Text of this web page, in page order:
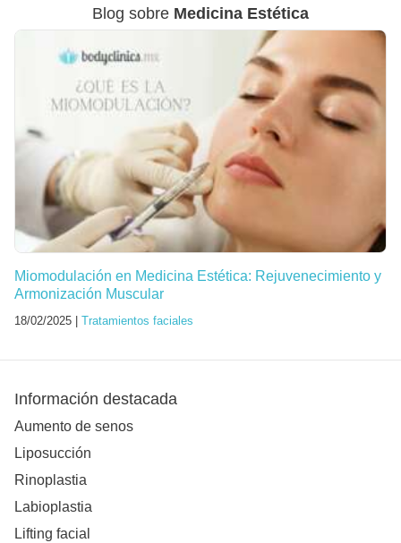
Blog sobre Medicina Estética
Miomodulación en Medicina Estética: Rejuvenecimiento y
Armonización Muscular
18/02/2025 | Tratamientos faciales
Información destacada
Aumento de senos
Liposucción
Rinoplastia
Labioplastia
Lifting facial